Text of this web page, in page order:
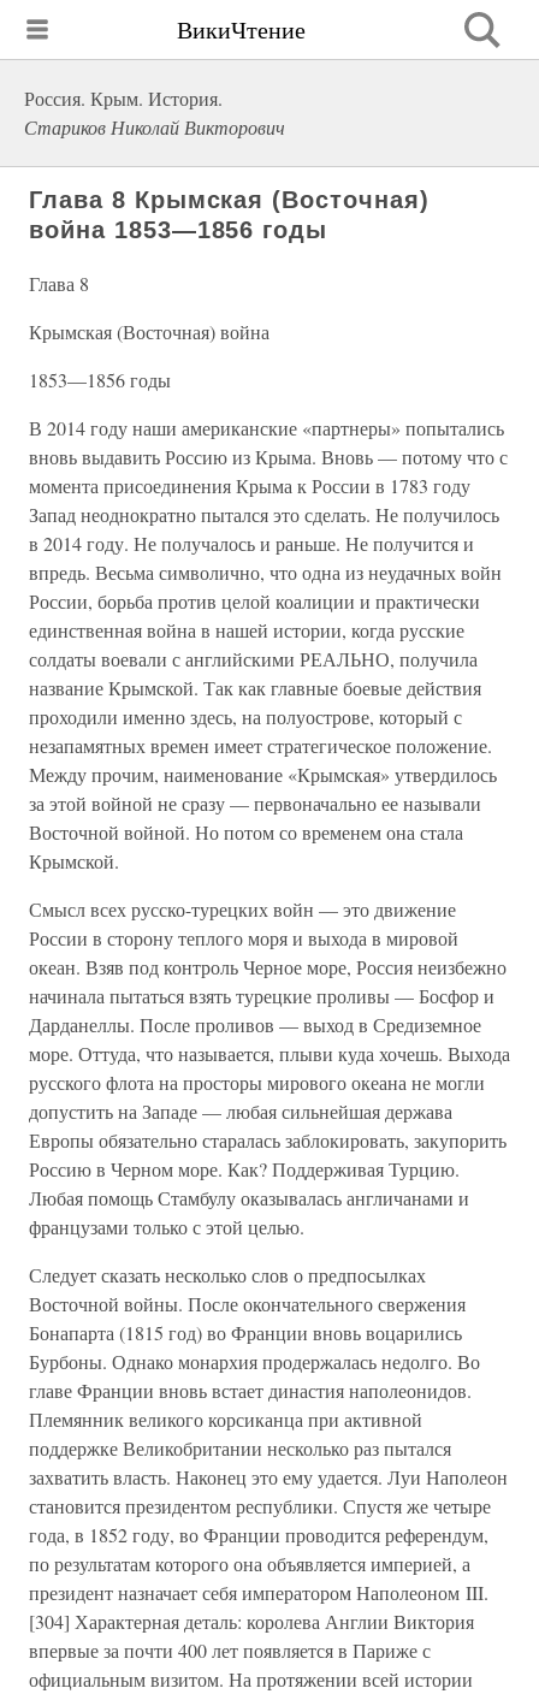
ВикиЧтение
Россия. Крым. История.
Стариков Николай Викторович
Глава 8 Крымская (Восточная)
война 1853—1856 годы
Глава 8
Крымская (Восточная) война
1853—1856 годы
В 2014 году наши американские «партнеры» попытались
вновь выдавить Россию из Крыма. Вновь — потому что с
момента присоединения Крыма к России в 1783 году
Запад неоднократно пытался это сделать. Не получилось
в 2014 году. Не получалось и раньше. Не получится и
впредь. Весьма символично, что одна из неудачных войн
России, борьба против целой коалиции и практически
единственная война в нашей истории, когда русские
солдаты воевали с английскими РЕАЛЬНО, получила
название Крымской. Так как главные боевые действия
проходили именно здесь, на полуострове, который с
незапамятных времен имеет стратегическое положение.
Между прочим, наименование «Крымская» утвердилось
за этой войной не сразу — первоначально ее называли
Восточной войной. Но потом со временем она стала
Крымской.
Смысл всех русско-турецких войн — это движение
России в сторону теплого моря и выхода в мировой
океан. Взяв под контроль Черное море, Россия неизбежно
начинала пытаться взять турецкие проливы — Босфор и
Дарданеллы. После проливов — выход в Средиземное
море. Оттуда, что называется, плыви куда хочешь. Выхода
русского флота на просторы мирового океана не могли
допустить на Западе — любая сильнейшая держава
Европы обязательно старалась заблокировать, закупорить
Россию в Черном море. Как? Поддерживая Турцию.
Любая помощь Стамбулу оказывалась англичанами и
французами только с этой целью.
Следует сказать несколько слов о предпосылках
Восточной войны. После окончательного свержения
Бонапарта (1815 год) во Франции вновь воцарились
Бурбоны. Однако монархия продержалась недолго. Во
главе Франции вновь встает династия наполеонидов.
Племянник великого корсиканца при активной
поддержке Великобритании несколько раз пытался
захватить власть. Наконец это ему удается. Луи Наполеон
становится президентом республики. Спустя же четыре
года, в 1852 году, во Франции проводится референдум,
по результатам которого она объявляется империей, а
президент назначает себя императором Наполеоном III.
[304] Характерная деталь: королева Англии Виктория
впервые за почти 400 лет появляется в Париже с
официальным визитом. На протяжении всей истории